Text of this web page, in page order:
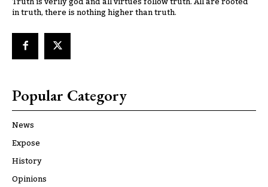
in truth, there is nothing higher than truth.
Popular Category
News
Expose
History
Opinions